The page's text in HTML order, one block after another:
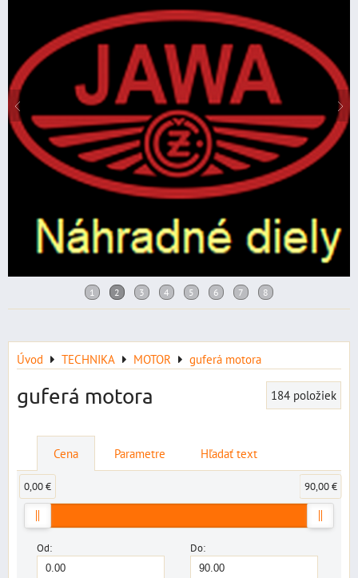
Úvod TECHNIKA MOTOR guferá motora
guferá motora 184 položiek
Cena Parametre Hľadať text
Od: Do:
0,00 € 90,00 €